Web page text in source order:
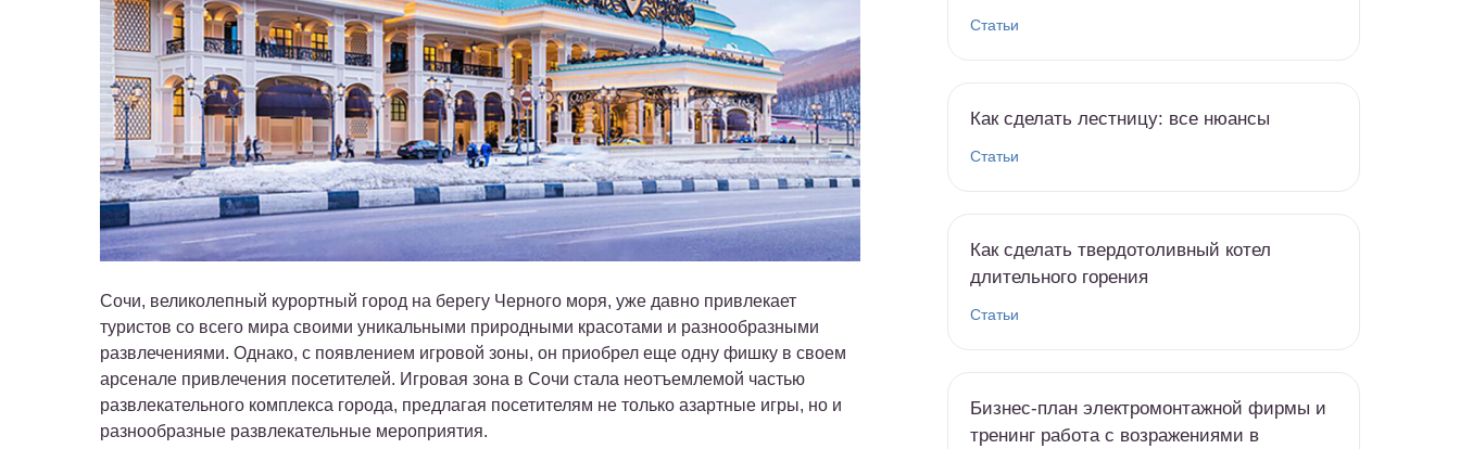
Сочи, великолепный курортный город на берегу Черного моря, уже давно привлекает
туристов со всего мира своими уникальными природными красотами и разнообразными
развлечениями. Однако, с появлением игровой зоны, он приобрел еще одну фишку в своем
арсенале привлечения посетителей. Игровая зона в Сочи стала неотъемлемой частью
развлекательного комплекса города, предлагая посетителям не только азартные игры, но и
разнообразные развлекательные мероприятия.
Статьи
Как сделать лестницу: все нюансы
Статьи
Как сделать твердотоливный котел
длительного горения
Статьи
Бизнес-план электромонтажной фирмы и
тренинг работа с возражениями в